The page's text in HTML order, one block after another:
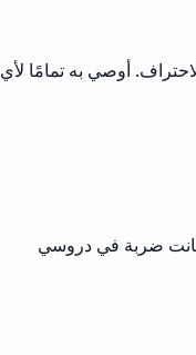
أوصي به تمامًا لأي
كانت ضربة في دروسي